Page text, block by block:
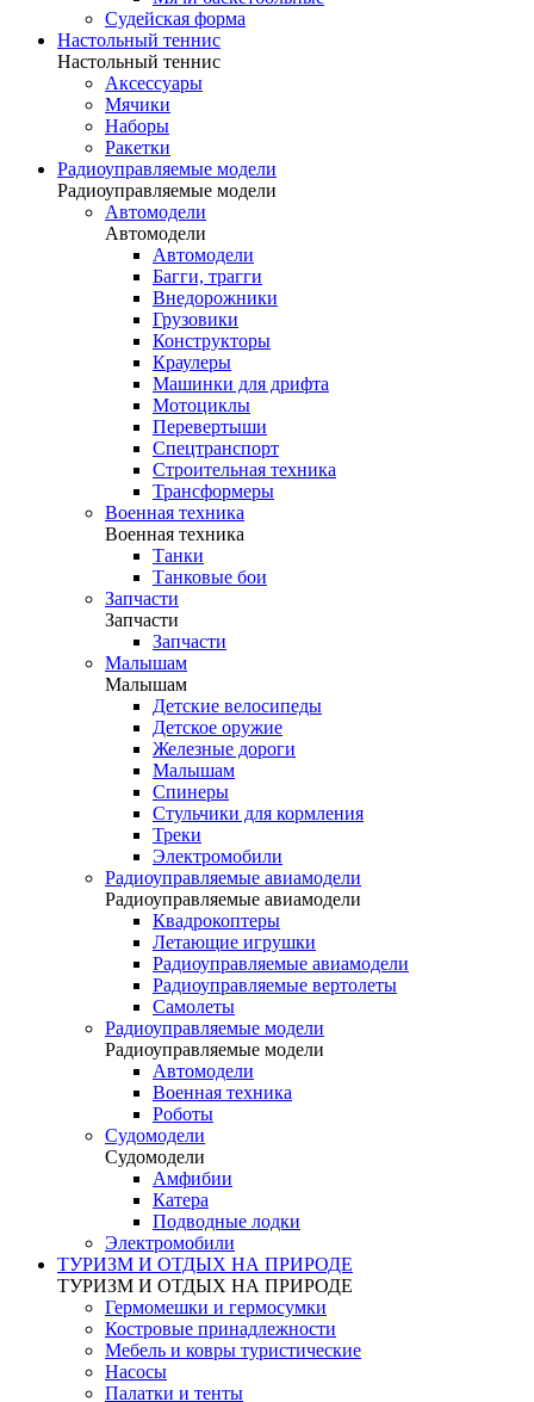
Судейская форма
Настольный теннис
Настольный теннис
Аксессуары
Мячики
Наборы
Ракетки
Радиоуправляемые модели
Радиоуправляемые модели
Автомодели
Автомодели
Автомодели
Багги, трагги
Внедорожники
Грузовики
Конструкторы
Краулеры
Машинки для дрифта
Мотоциклы
Перевертыши
Спецтранспорт
Строительная техника
Трансформеры
Военная техника
Военная техника
Танки
Танковые бои
Запчасти
Запчасти
Запчасти
Малышам
Малышам
Детские велосипеды
Детское оружие
Железные дороги
Малышам
Спинеры
Стульчики для кормления
Треки
Электромобили
Радиоуправляемые авиамодели
Радиоуправляемые авиамодели
Квадрокоптеры
Летающие игрушки
Радиоуправляемые авиамодели
Радиоуправляемые вертолеты
Самолеты
Радиоуправляемые модели
Радиоуправляемые модели
Автомодели
Военная техника
Роботы
Судомодели
Судомодели
Амфибии
Катера
Подводные лодки
Электромобили
ТУРИЗМ И ОТДЫХ НА ПРИРОДЕ
ТУРИЗМ И ОТДЫХ НА ПРИРОДЕ
Гермомешки и гермосумки
Костровые принадлежности
Мебель и ковры туристические
Насосы
Палатки и тенты